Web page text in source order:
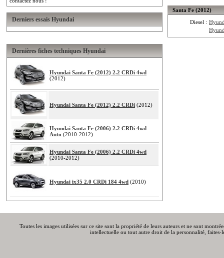
Derniers essais Hyundai
Dernières fiches techniques Hyundai
Hyundai Santa Fe (2012) 2.2 CRDi 4wd
(2012)
Hyundai Santa Fe (2012) 2.2 CRDi (2012)
Hyundai Santa Fe (2006) 2.2 CRDi 4wd
Auto (2010-2012)
Hyundai Santa Fe (2006) 2.2 CRDi 4wd
(2010-2012)
Hyundai ix35 2.0 CRDi 184 4wd (2010)
Santa Fe (2012)
Diesel :
Toutes les images utilisées sur ce site sont la propriété de leurs auteurs et ne sont
intellectuelle ou tout autre droit de la personnalité,